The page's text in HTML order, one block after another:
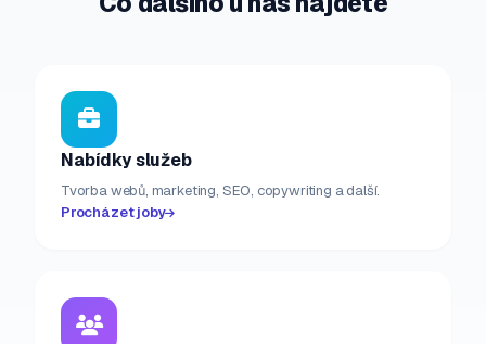
Nabídky služeb
Tvorba webů, marketing, SEO, copywriting a další.
Procházet joby